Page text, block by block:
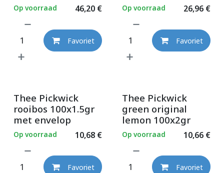
46,20€
Op voorraad
Favoriet
26,96€
Op voorraad
Favoriet
Thee Pickwick
rooibos 100x1.5gr
met envelop
10,68€
Op voorraad
Favoriet
Thee Pickwick
green original
lemon 100x2gr
10,66€
Op voorraad
Favoriet